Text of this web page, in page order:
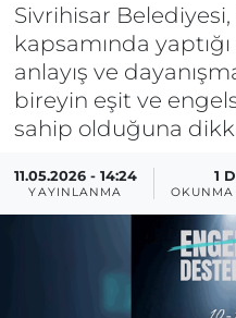
Sivrihisar
kapsamında
anlayış ve
bireyin eşit ve
sahip olduğuna
11.05.2026 - 14:24
YAYINLANMA
1
OKUNMA
SAĞLIK
TEKNOLOJİ
YAŞAM
DÜNYA
Haber Arşivi